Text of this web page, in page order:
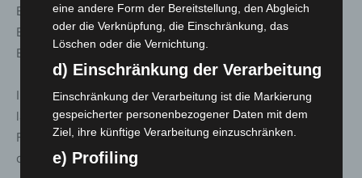
Brand MdB und Thomas Hering MdL würdigten die
Bedeutung des Vorhabens für Fulda und für den
Bevölkerungsschutz in Deutschland.
Im Zuge der Mitgliederversammlung wurden zudem die
langjährigen Vorstandsmitglieder Arno Vetter und Günter
Fenchel verabschiedet. Vertreter von DFV und THW
dankten beiden für ihr jahrzehntelanges Engagement.
eine andere Form der Bereitstellung, den Abgleich
oder die Verknüpfung, die Einschränkung, das
Löschen oder die Vernichtung.
d) Einschränkung der Verarbeitung
Einschränkung der Verarbeitung ist die Markierung
gespeicherter personenbezogener Daten mit dem
Ziel, ihre künftige Verarbeitung einzuschränken.
e) Profiling